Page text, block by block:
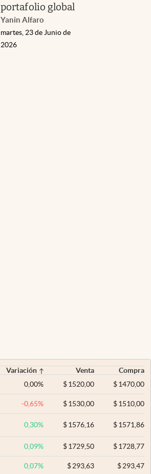
portafolio global
Yanin Alfaro
martes, 23 de Junio de
2026
Variación Venta
Compra
0,00% $ 1520,00 $1470,00
-0,65% $ 1530,00 $1510,00
0,30% $ 1576,16 $1571,86
0,09% $ 1729,50 $1728,77
0,07% $ 293,63 $293,47